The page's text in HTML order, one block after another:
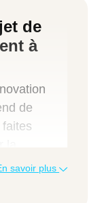
de
à
de
savoir plus